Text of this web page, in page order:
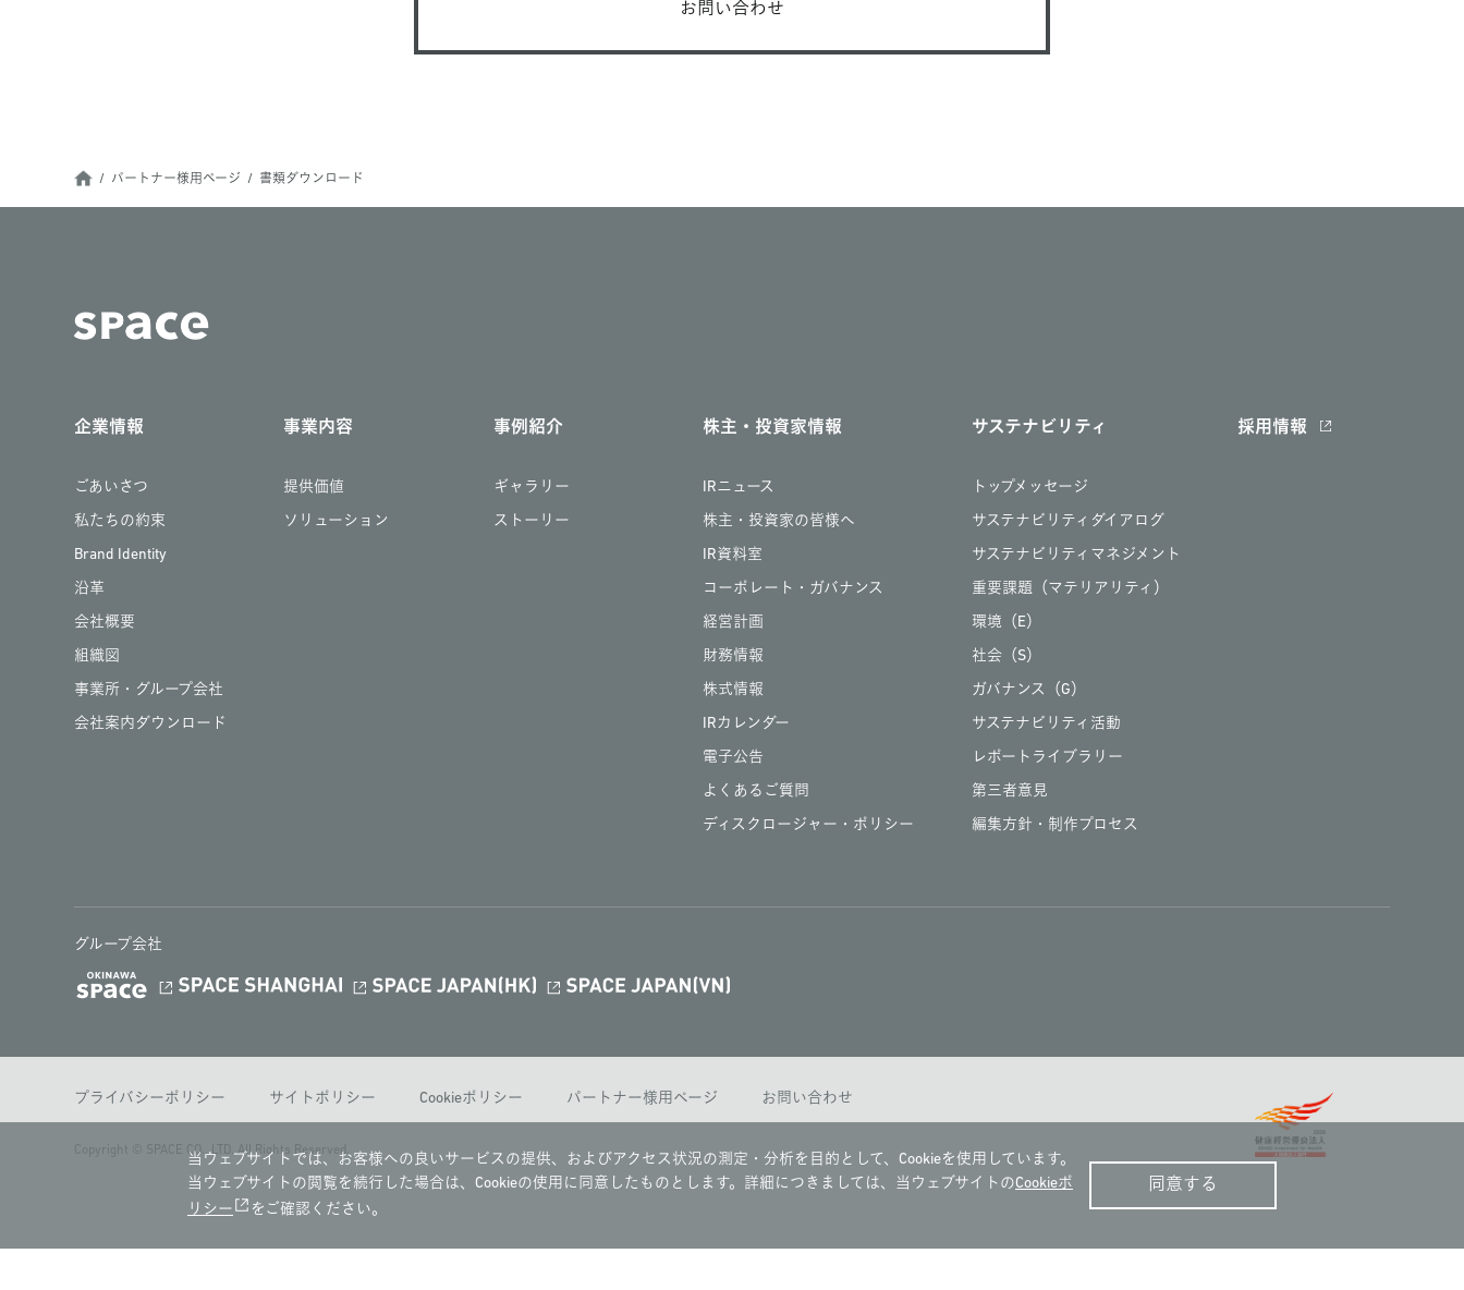
お問い合わせ
パートナー様用ページ 書類ダウンロード
企業情報
ごあいさつ
私たちの約束
Brand Identity
沿革
会社概要
組織図
事業所・グループ会社
会社案内ダウンロード
事業内容
提供価値
ソリューション
事例紹介
ギャラリー
ストーリー
株主・投資家情報
IRニュース
株主・投資家の皆様へ
IR資料室
コーポレート・ガバナンス
経営計画
財務情報
株式情報
IRカレンダー
電子公告
よくあるご質問
ディスクロージャー・ポリシー
サステナビリティ
トップメッセージ
サステナビリティダイアログ
サステナビリティマネジメント
重要課題（マテリアリティ）
環境（E）
社会（S）
ガバナンス（G）
サステナビリティ活動
レポートライブラリー
第三者意見
編集方針・制作プロセス
採用情報
グループ会社
プライバシーポリシー サイトポリシー Cookieポリシー パートナー様用ページ お問い合わせ
Copyright © SPACE CO., LTD. All Rights Reserved.
当ウェブサイトでは、お客様への良いサービスの提供、およびアクセス状況の測定・分析を目的として、Cookieを使用しています。
当ウェブサイトの閲覧を続行した場合は、Cookieの使用に同意したものとします。詳細につきましては、当ウェブサイトのCookieポ
リシー
をご確認ください。
同意する